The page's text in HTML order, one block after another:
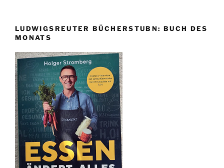
LUDWIGSREUTER BÜCHERSTUBN: BUCH DES
MONATS